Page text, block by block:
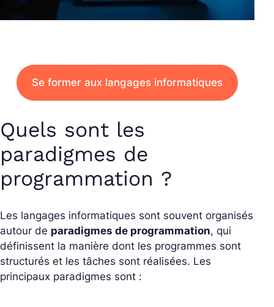
Se former aux langages informatiques
Quels sont les
paradigmes de
programmation ?
Les langages informatiques sont souvent organisés
autour de paradigmes de programmation, qui
définissent la manière dont les programmes sont
structurés et les tâches sont réalisées. Les
principaux paradigmes sont :